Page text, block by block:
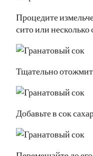
Процедите
сито или несколько
Тщательно
Добавьте в сок